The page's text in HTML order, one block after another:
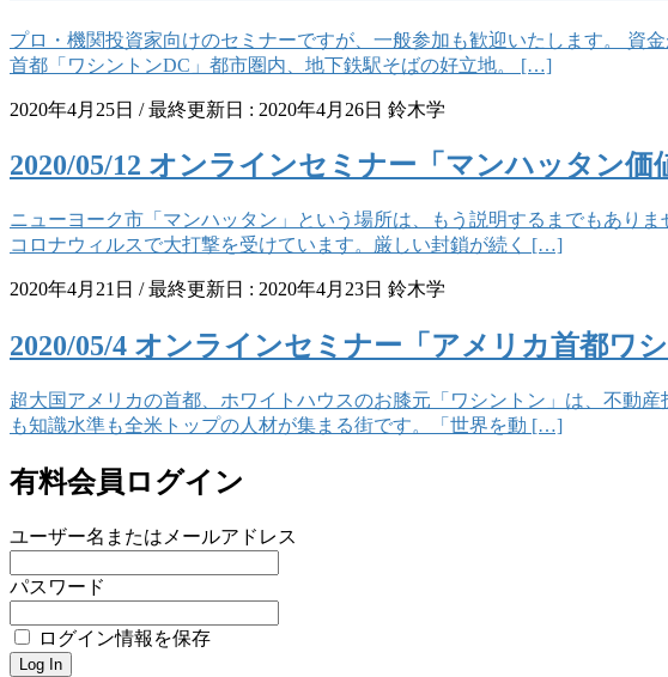
プロ・機関投資家向けのセミナーですが、一般参加も歓迎いたします。 資
首都「ワシントンDC」都市圏内、地下鉄駅そばの好立地。 […]
2020年4月25日 / 最終更新日 : 2020年4月26日 鈴木学
2020/05/12 オンラインセミナー「マンハッタン価
ニューヨーク市「マンハッタン」という場所は、もう説明するまでもあり
コロナウィルスで大打撃を受けています。厳しい封鎖が続く […]
2020年4月21日 / 最終更新日 : 2020年4月23日 鈴木学
2020/05/4 オンラインセミナー「アメリカ首都ワ
超大国アメリカの首都、ホワイトハウスのお膝元「ワシントン」は、不動
も知識水準も全米トップの人材が集まる街です。「世界を動 […]
有料会員ログイン
ユーザー名またはメールアドレス
パスワード
ログイン情報を保存